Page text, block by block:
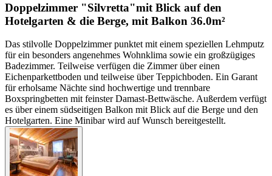
Doppelzimmer "Silvretta"mit Blick auf den
Hotelgarten & die Berge, mit Balkon 36.0m²
Das stilvolle Doppelzimmer punktet mit einem speziellen Lehmputz
für ein besonders angenehmes Wohnklima sowie ein großzügiges
Badezimmer. Teilweise verfügen die Zimmer über einen
Eichenparkettboden und teilweise über Teppichboden. Ein Garant
für erholsame Nächte sind hochwertige und trennbare
Boxspringbetten mit feinster Damast-Bettwäsche. Außerdem verfügt
es über einem südseitigen Balkon mit Blick auf die Berge und den
Hotelgarten. Eine Minibar wird auf Wunsch bereitgestellt.